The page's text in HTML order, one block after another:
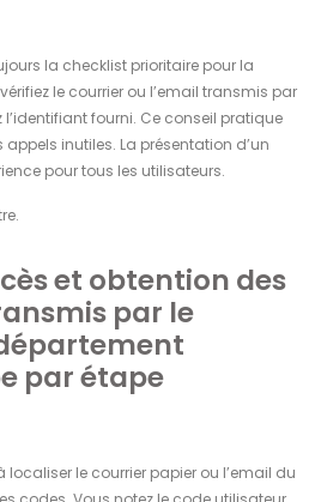
la checklist prioritaire pour la
le courrier ou l’email transmis par
fourni. Ce conseil pratique
appels inutiles. La présentation d’un
pour tous les utilisateurs.
et obtention des
par le
par étape
localiser le courrier papier ou l’email du